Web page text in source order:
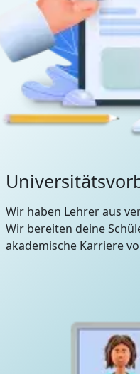
Wir haben Lehrer aus
Wir bereiten deine
akademische Karriere